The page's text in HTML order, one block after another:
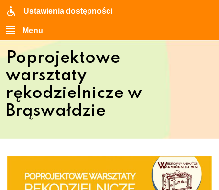
Ustawienia dostępności
Menu
Poprojektowe
warsztaty
rękodzielnicze w
Brąswałdzie